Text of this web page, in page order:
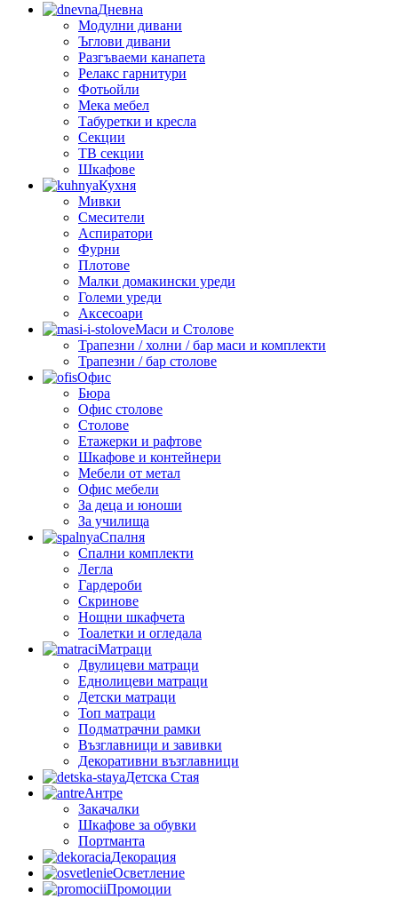
Дневна
Модулни дивани
Ъглови дивани
Разгъваеми канапета
Релакс гарнитури
Фотьойли
Мека мебел
Табуретки и кресла
Секции
ТВ секции
Шкафове
Кухня
Мивки
Смесители
Аспиратори
Фурни
Плотове
Малки домакински уреди
Големи уреди
Аксесоари
Маси и Столове
Трапезни / холни / бар маси и комплекти
Трапезни / бар столове
Офис
Бюра
Офис столове
Столове
Етажерки и рафтове
Шкафове и контейнери
Мебели от метал
Офис мебели
За деца и юноши
За училища
Спалня
Спални комплекти
Легла
Гардероби
Скринове
Нощни шкафчета
Тоалетки и огледала
Матраци
Двулицеви матраци
Еднолицеви матраци
Детски матраци
Топ матраци
Подматрачни рамки
Възглавници и завивки
Декоративни възглавници
Детска Стая
Антре
Закачалки
Шкафове за обувки
Портманта
Декорация
Осветление
Промоции